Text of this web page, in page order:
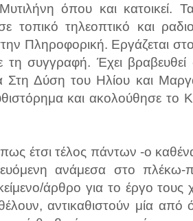
όπου και κατοικεί.
τοπικό τηλεοπτικό και
Πληροφορική. Εργάζεται
συγγραφή. Έχει βραβευθεί
Στη Δύση του Ηλίου και
και ακολούθησε
έτσι τέλος πάντων -ο
ανάμεσα στο πλέκω-
άρθρο για το έργο τους
αντικαθιστούν μία από